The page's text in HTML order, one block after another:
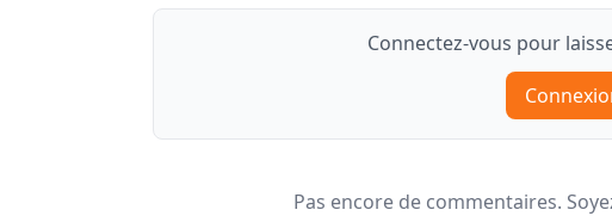
Connectez-vous pour
Pas encore de commentaires.